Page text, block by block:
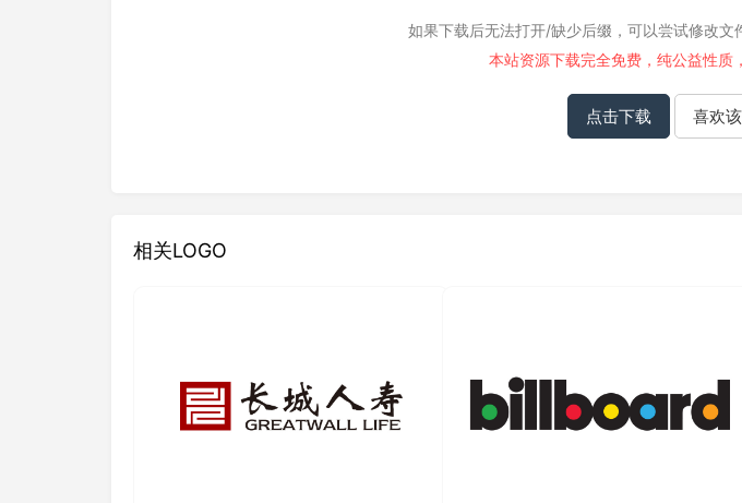
如果下载后无法打开/缺少后缀，可以尝试修改文
本站资源下载完全免费，纯公益性质
点击下载 喜欢
相关LOGO